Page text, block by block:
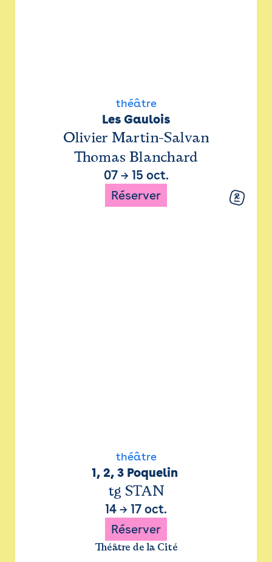
théâtre
Les Gaulois
Olivier Martin-Salvan
Thomas Blanchard
07→ 15 oct.
Réserver
théâtre
1, 2, 3 Poquelin
tg STAN
14 → 17 oct.
Réserver
Théâtre de la Cité